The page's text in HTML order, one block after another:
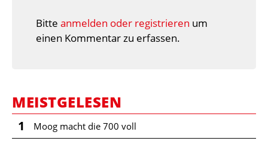
Bitte anmelden oder registrieren um
einen Kommentar zu erfassen.
MEISTGELESEN
1 Moog macht die 700 voll